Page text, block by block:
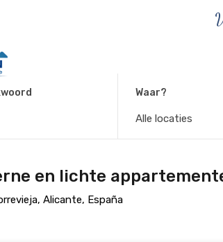
Waar?
Alle locaties
en lichte
Alicante, España